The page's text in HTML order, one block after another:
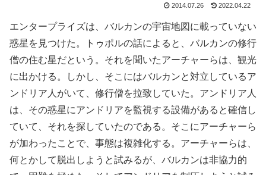
2014.07.26 2022.04.22
エンタープライズは、バルカンの宇宙地図に載っていない
惑星を見つけた。トゥポルの話によると、バルカンの修行
僧の住む星だという。それを聞いたアーチャーらは、観光
に出かける。しかし、そこにはバルカンと対立しているア
ンドリア人がいて、修行僧を拉致していた。アンドリア人
は、その惑星にアンドリアを監視する設備があると確信し
ていて、それを探していたのである。そこにアーチャーら
が加わったことで、事態は複雑化する。アーチャーらは、
何とかして脱出しようと試みるが、バルカンは非協力的